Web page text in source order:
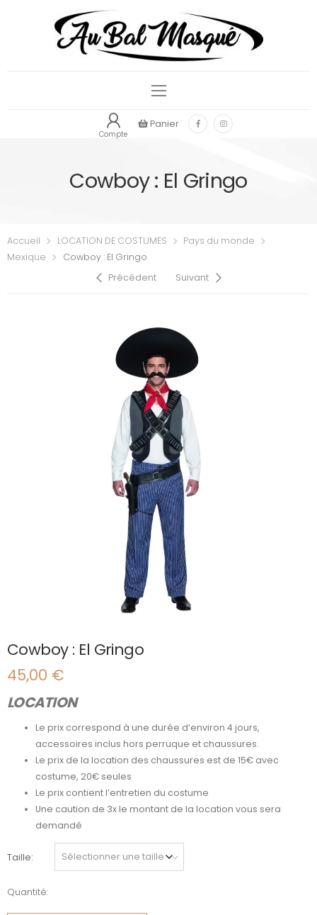
Compte
Panier
Cowboy : El Gringo
Accueil LOCATION DE COSTUMES
Pays du monde
Mexique
Cowboy : El Gringo
Précédent
Suivant
Cowboy : El Gringo
45,00 €
LOCATION
Le prix correspond à une durée d’environ 4 jours,
accessoires inclus hors perruque et chaussures.
Le prix de la location des chaussures est de 15€ avec
costume, 20€ seules
Le prix contient l’entretien du costume
Une caution de 3x le montant de la location vous sera
demandé
Taille
Quantité:
quantité